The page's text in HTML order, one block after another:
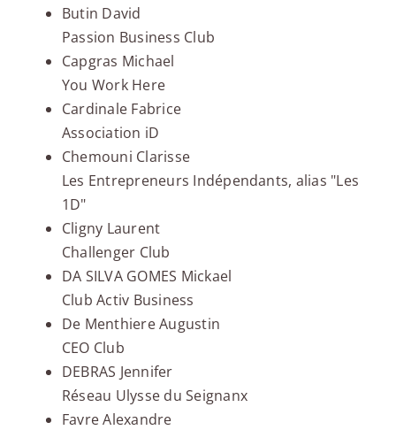
Butin David
Passion Business Club
Capgras Michael
You Work Here
Cardinale Fabrice
Association iD
Chemouni Clarisse
Les Entrepreneurs Indépendants, alias "Les
1D"
Cligny Laurent
Challenger Club
DA SILVA GOMES Mickael
Club Activ Business
De Menthiere Augustin
CEO Club
DEBRAS Jennifer
Réseau Ulysse du Seignanx
Favre Alexandre